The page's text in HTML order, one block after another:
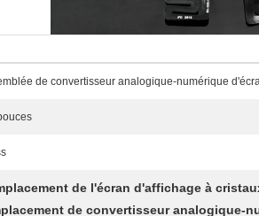
de convertisseur analogique-numérique
de l'écran d'affichage à
de convertisseur analogique-